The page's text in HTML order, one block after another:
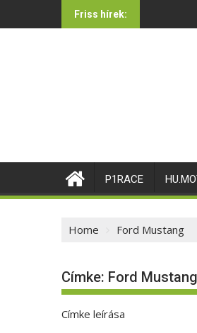
to
Friss hírek:
P1RACE
Home Ford Mustang
Címke: Ford Mustang
Címke leírása